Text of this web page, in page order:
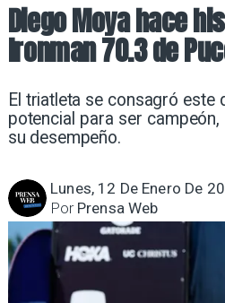
Diego Moya hace
Ironman 70.3 de
El triatleta se consagró este
potencial para ser
su desempeño.
Lunes, 12 De Enero De
Prensa Web
Por